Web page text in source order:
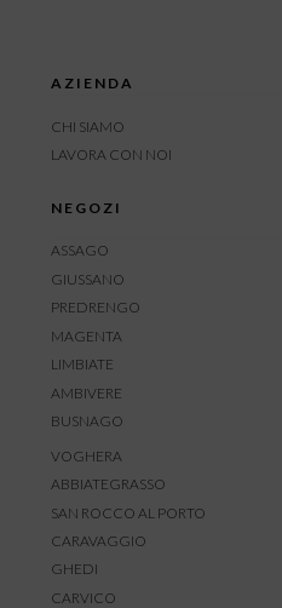
AZIENDA
CHI SIAMO
LAVORA CON NOI
NEGOZI
ASSAGO
GIUSSANO
PREDRENGO
MAGENTA
LIMBIATE
AMBIVERE
BUSNAGO
VOGHERA
ABBIATEGRASSO
SAN ROCCO AL PORTO
CARAVAGGIO
GHEDI
CARVICO